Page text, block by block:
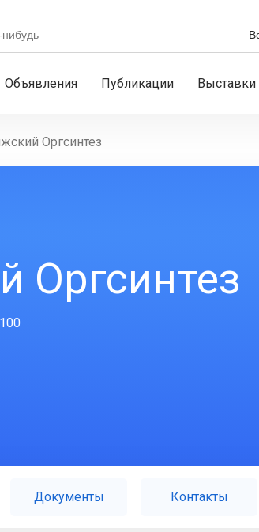
Объявления Публикации Выставки
Оргсинтез
Оргсинтез
Документы Контакты